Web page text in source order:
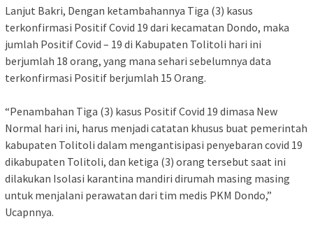
Lanjut Bakri, Dengan ketambahannya Tiga (3) kasus
terkonfirmasi Positif Covid 19 dari kecamatan Dondo, maka
jumlah Positif Covid – 19 di Kabupaten Tolitoli hari ini
berjumlah 18 orang, yang mana sehari sebelumnya data
terkonfirmasi Positif berjumlah 15 Orang.
“Penambahan Tiga (3) kasus Positif Covid 19 dimasa New
Normal hari ini, harus menjadi catatan khusus buat pemerintah
kabupaten Tolitoli dalam mengantisipasi penyebaran covid 19
dikabupaten Tolitoli, dan ketiga (3) orang tersebut saat ini
dilakukan Isolasi karantina mandiri dirumah masing masing
untuk menjalani perawatan dari tim medis PKM Dondo,”
Ucapnnya.